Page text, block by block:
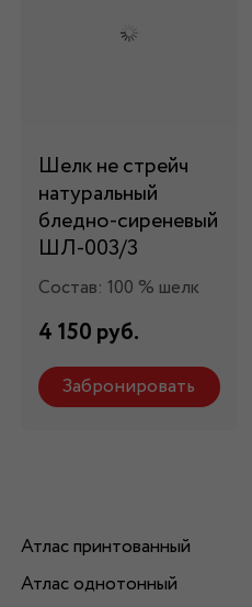
Шелк не стрейч
натуральный
бледно-сиреневый
ШЛ-003/3
Состав: 100 % шелк
4 150 руб.
Забронировать
Атлас принтованный
Атлас однотонный